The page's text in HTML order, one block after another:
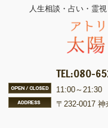
人生相談・占い・霊
TEL:080-
11:00～21:30
〒232-0017